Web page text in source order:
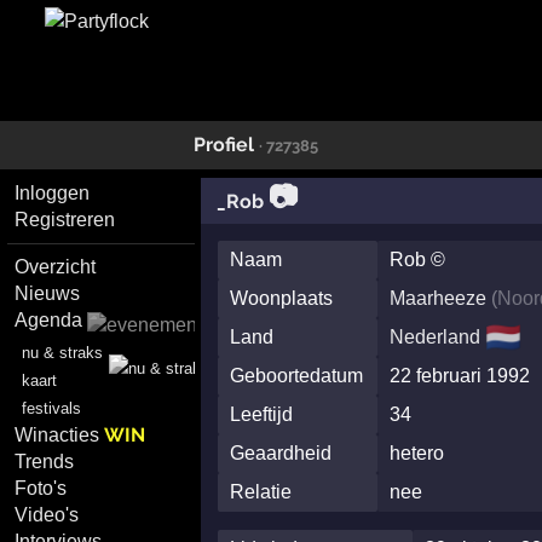
Profiel · 727385
Inloggen
Registreren
Overzicht
Nieuws
Agenda
nu & straks
kaart
festivals
WinactiesWIN
Trends
Foto's
Video's
_Rob 📷
Naam
Rob ©
Woonplaats
Maarheeze (
Land
Nederland 🇳🇱
Geboortedatum
22 februari 1992
Leeftijd
34
Geaardheid
hetero
Relatie
nee